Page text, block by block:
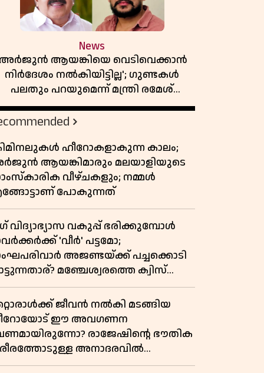
News
ആയങ്കിയെ വെടിവെക്കാൻ
നിർദേശം നൽകിയിട്ടില്ല'; ഗുണ്ടകൾ
പലതും പറയുമെന്ന് മന്ത്രി രമേശ്
ചെന്നിത്തല
ഹീറോകളാകുന്ന കാലം;
ആയങ്കിമാരും മലയാളിയുടെ
വീഴ്ചകളും; നമ്മൾ
പോകുന്നത്
വിദ്യാഭ്യാസ വകുപ്പ് ഭരിക്കുമ്പോൾ
'വീർ' പട്ടമോ;
അജണ്ടയ്ക്ക് പച്ചക്കൊടി
മഞ്ചേശ്വരത്തെ ക്വിസ്
വിവാദമാവുമ്പോൾ
ജീവൻ നൽകി മടങ്ങിയ
ഈ അവഗണന
രാജേഷിൻ്റെ ഭൗതിക
അനാദരവിൽ
ജനരോഷവും പാഠവും